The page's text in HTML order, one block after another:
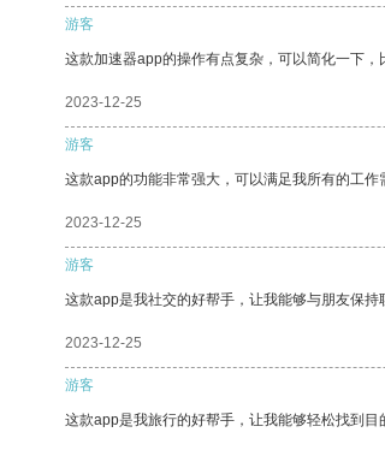
游客
这款加速器app的操作有点复杂，可以简化一下，
2023-12-25
游客
这款app的功能非常强大，可以满足我所有的工作
2023-12-25
游客
这款app是我社交的好帮手，让我能够与朋友保持
2023-12-25
游客
这款app是我旅行的好帮手，让我能够轻松找到目